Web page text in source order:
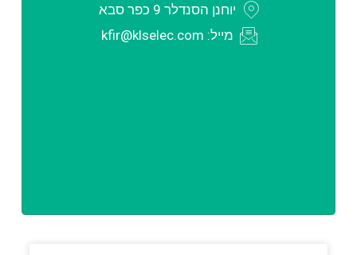
יוחנן הסנדלר 9 כפר סבא
מייל: kfir@klselec.com